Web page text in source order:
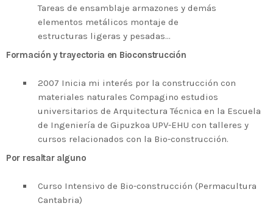
#BEMBASQUECOUNTRY2020 ADMIN
El Basque Ecodesign Meeting
2020 celebrará en Bilbao los 20
medioambiental de las empresas
vascas
Tareas de ensamblaje armazones y demás
elementos metálicos montaje de
estructuras ligeras y pesadas…
Formación y trayectoria en Bioconstrucción
2007 Inicia mi interés por la construcción con
materiales naturales Compagino estudios
universitarios de Arquitectura Técnica en la Escuela
de Ingeniería de Gipuzkoa UPV-EHU con talleres y
cursos relacionados con la Bio-construcción.
Por resaltar alguno
Curso Intensivo de Bio-construcción (Permacultura
Cantabria)